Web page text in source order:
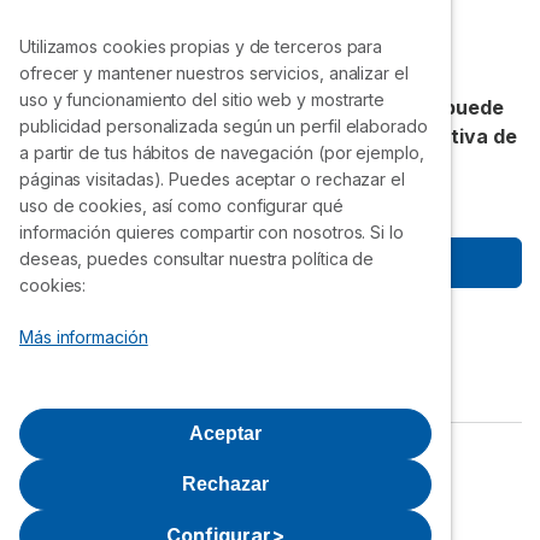
Punto de recarga coche eléctrico
de sus clientes.
¡Gracias!
Accede a precios exclusivos que nadie más puede
ofrecerte. Únete gratis a la VII Compra Colectiva de
Selectra.
Empezar a ahorrar
Política de privacidad
Política de cookies
Utilizamos cookies propias y de terceros para
ofrecer y mantener nuestros servicios, analizar el
uso y funcionamiento del sitio web y mostrarte
publicidad personalizada según un perfil elaborado
a partir de tus hábitos de navegación (por ejemplo,
páginas visitadas). Puedes aceptar o rechazar el
uso de cookies, así como configurar qué
información quieres compartir con nosotros. Si lo
deseas, puedes consultar nuestra política de
cookies:
Más información
Configurar>
Rechazar
Aceptar